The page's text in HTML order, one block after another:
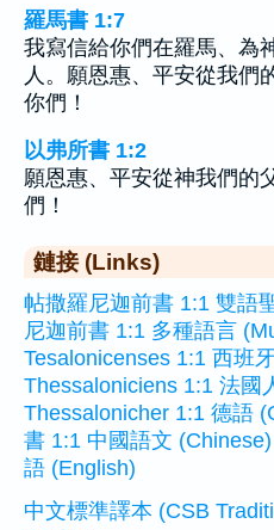
羅馬書 1:7
我寫信給你們在羅馬、為
人。願恩惠、平安從我們
你們！
以弗所書 1:2
願恩惠、平安從神我們的
們！
鏈接 (Links)
帖撒羅尼迦前書 1:1 雙語
尼迦前書 1:1 多種語言
Tesalonicenses 1:1 西班
Thessaloniciens 1:1 法國
Thessalonicher 1:1 德語
書 1:1 中國語文 (Chinese)
語 (English)
中文標準譯本 (CSB